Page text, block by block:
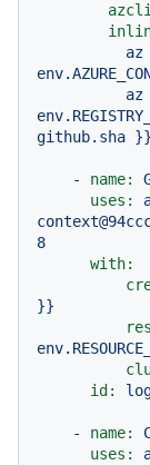
- name:
uses:
8
with:
}}
id:
- name:
uses: